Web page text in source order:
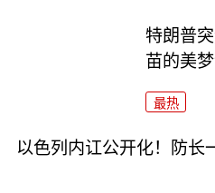
特朗普
苗的美
最热
以色列内讧公开化！防长